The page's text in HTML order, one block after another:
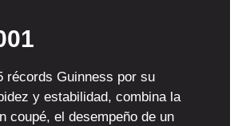
récords Guinness por su
y estabilidad, combina la
coupé, el desempeño de un